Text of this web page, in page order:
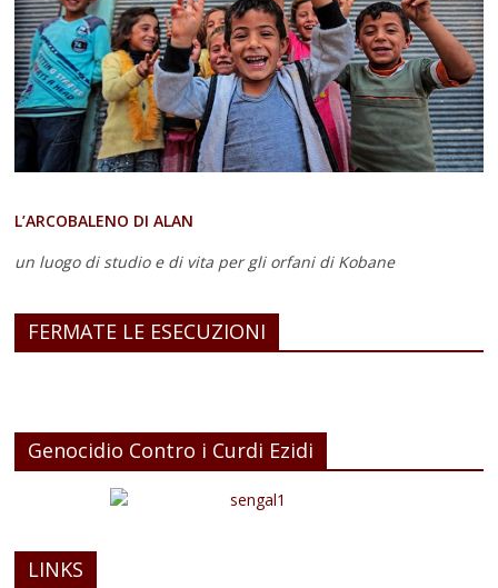
L’ARCOBALENO DI ALAN
un luogo di studio e di vita per gli orfani di Kobane
FERMATE LE ESECUZIONI
Genocidio Contro i Curdi Ezidi
LINKS